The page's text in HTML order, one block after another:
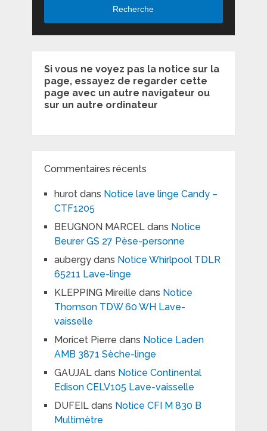
Recherche
Si vous ne voyez pas la notice sur la
page, essayez de regarder cette
page avec un autre navigateur ou
sur un autre ordinateur
Commentaires récents
hurotdans Notice lave linge Candy –
CTF1205
BEUGNON MARCELdans Notice
Beurer GS 27 Pèse-personne
aubergydans Notice Whirlpool TDLR
65211 Lave-linge
KLEPPING Mireille dans Notice
Thomson TDW 60 WH Lave-
vaisselle
Moricet Pierre dans Notice Laden
AMB 3871 Sèche-linge
GAUJALdans Notice Continental
Edison CELV105 Lave-vaisselle
DUFEILdans Notice CFI M 830 B
Multimètre